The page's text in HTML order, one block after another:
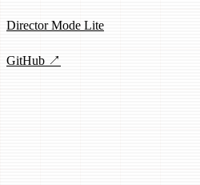
Director Mode Lite
GitHub ↗